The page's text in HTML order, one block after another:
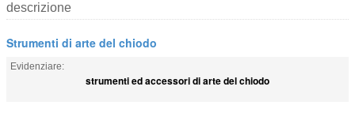
descrizione
Strumenti di arte del chiodo
Evidenziare:
strumenti ed accessori di arte del chiodo